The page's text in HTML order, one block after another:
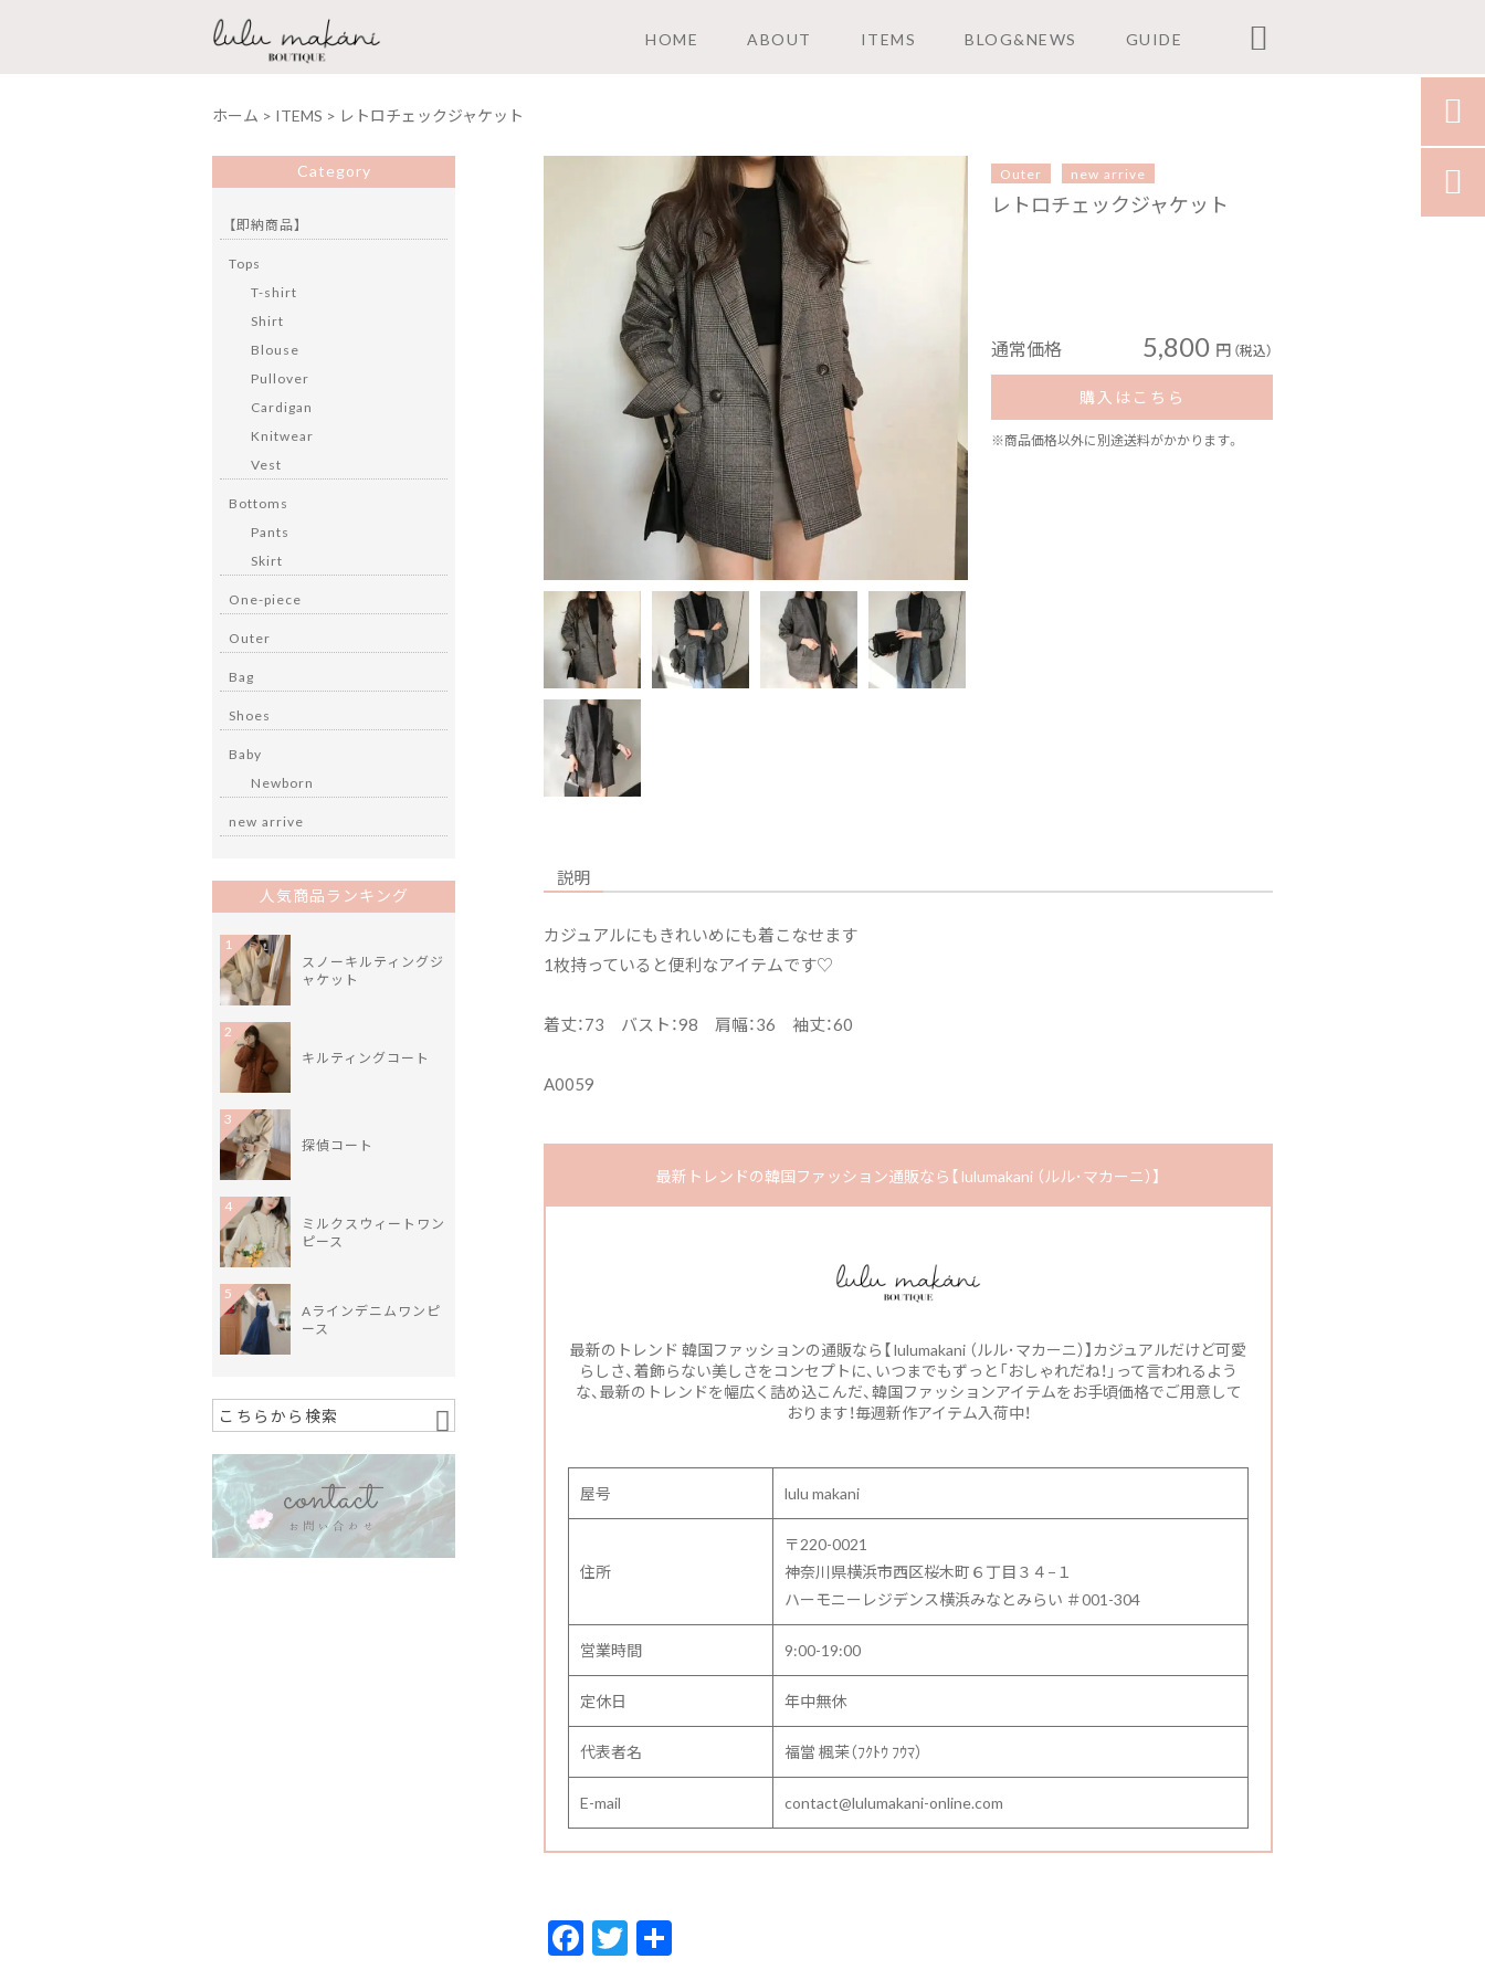
HOME ABOUT ITEMS BLOG&NEWS GUIDE 
ホーム > ITEMS > レトロチェックジャケット
Outer new arrive
レトロチェックジャケット
通常価格 5,800 円 （税込）
購入はこちら
※商品価格以外に別途送料がかかります。
説明
カジュアルにもきれいめにも着こなせます
1枚持っていると便利なアイテムです♡
着丈：73 バスト：98 肩幅：36 袖丈：60
A0059
最新トレンドの韓国ファッション通販なら【 lulumakani （ルル･マカーニ）】
最新のトレンド 韓国ファッションの通販なら【 lulumakani （ルル･マカーニ）】カジュアルだけど可愛
らしさ、着飾らない美しさをコンセプトに、いつまでもずっと「おしゃれだね！」って言われるよう
な、最新のトレンドを幅広く詰め込こんだ、韓国ファッションアイテムをお手頃価格でご用意して
おります！毎週新作アイテム入荷中！
屋号 lulu makani
住所
〒220-0021
神奈川県横浜市西区桜木町６丁目３４−１
ハーモニーレジデンス横浜みなとみらい ＃001-304
営業時間 9:00-19:00
定休日 年中無休
代表者名 福當 楓茉（ﾌｸﾄｳ ﾌｳﾏ）
E-mail contact@lulumakani-online.com
F T
Category
【即納商品】
Tops
T-shirt
Shirt
Blouse
Pullover
Cardigan
Knitwear
Vest
Bottoms
Pants
Skirt
One-piece
Outer
Bag
Shoes
Baby
Newborn
new arrive
人気商品ランキング
スノーキルティングジ
ャケット
1
キルティングコート
2
探偵コート
3
ミルクスウィートワン
ピース
4
Aラインデニムワンピ
ース
5

